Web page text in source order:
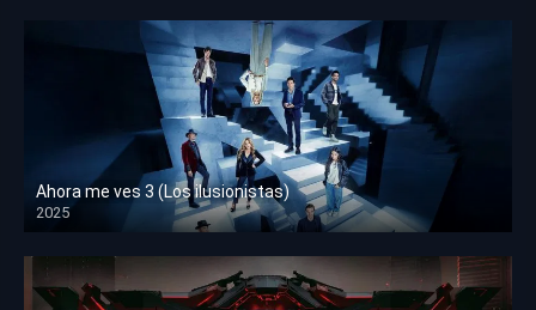
Ahora me ves 3 (Los ilusionistas)
2025
HD 1080p